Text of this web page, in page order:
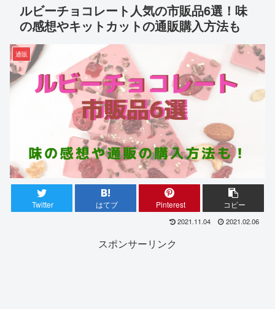
ルビーチョコレート人気の市販品6選！味
の感想やキットカットの通販購入方法も
通販
Twitter はてブ Pinterest コピー
2021.11.04 2021.02.06
スポンサーリンク